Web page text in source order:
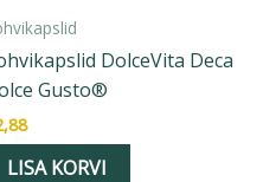
DolceVita Deca
Gusto®
LISA KORVI